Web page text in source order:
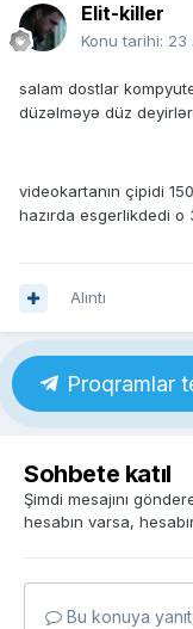
Elit-killer
Konu tarihi: 23
salam dostlar
düzəlməyə düz
videokartanın çipidi
hazırda esgerlikdedi
Alıntı
Proqramlar
Sohbete katıl
Şimdi mesajını
hesabın varsa,
Bu konuya